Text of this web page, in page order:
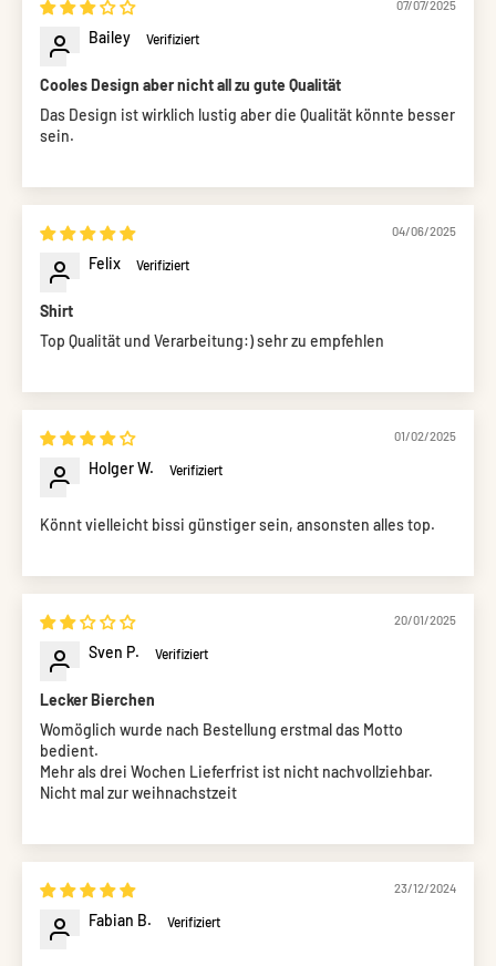
07/07/2025
Bailey
Cooles Design aber nicht all zu gute Qualität
Das Design ist wirklich lustig aber die Qualität könnte besser
sein.
04/06/2025
Felix
Shirt
Top Qualität und Verarbeitung:) sehr zu empfehlen
01/02/2025
Holger W.
Könnt vielleicht bissi günstiger sein, ansonsten alles top.
20/01/2025
Sven P.
Lecker Bierchen
Womöglich wurde nach Bestellung erstmal das Motto
bedient.
Mehr als drei Wochen Lieferfrist ist nicht nachvollziehbar.
Nicht mal zur weihnachstzeit
23/12/2024
Fabian B.